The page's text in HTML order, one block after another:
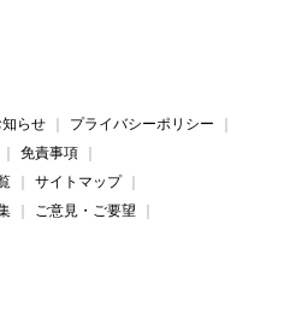
知らせ
プライバシーポリシー
免責事項
サイトマップ
ご意見・ご要望